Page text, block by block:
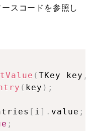
スコードを参照し
( TKey key ,
( key ) ;
[ i ] . value ;
;